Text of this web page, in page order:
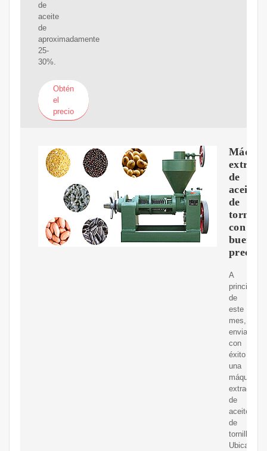
de
aceite
de
aproximadamente
25-
30%.
Obtén
el
precio
de
aceite
de
tornillo
con
buen
precio
A
principios
de
este
mes,
enviamos
con
éxito
una
máquina
extractora
de
aceite
de
tornillo.
Ubicado